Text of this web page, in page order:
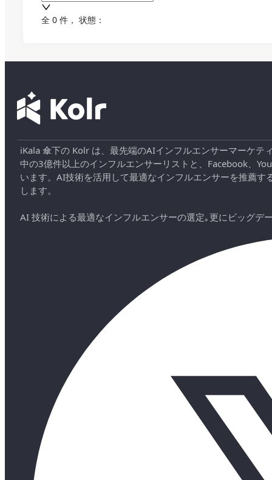
全 0 件 ， 状態：
iKala 傘下の Kolr は、最先端のAIインフルエンサーマーケ
中の3億件以上のインフルエンサーリストと、Facebook、
います。AI技術を活用して最適なインフルエンサーを推薦
します。
AI 技術による最適なインフルエンサーの選定｡更にビッグデ